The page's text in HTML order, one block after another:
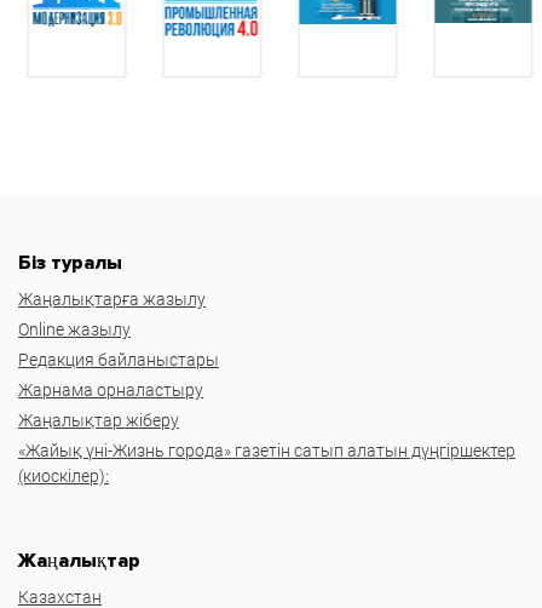
Біз туралы
Жаңалықтарға жазылу
Online жазылу
Редакция байланыстары
Жарнама орналастыру
Жаңалықтар жіберу
«Жайық үні-Жизнь города» газетін сатып алатын дүңгіршектер
(киоскілер):
Жаңалықтар
Казахстан